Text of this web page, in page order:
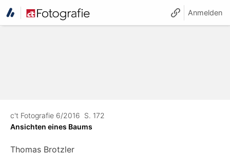
Anmelden
c't Fotografie 6/2016 S. 172
Ansichten eines Baums
Thomas Brotzler